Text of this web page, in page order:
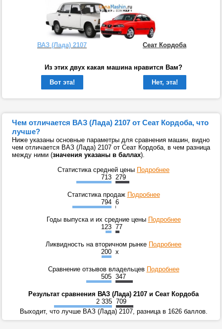
ВАЗ (Лада) 2107 Сеат Кордоба
Из этих двух какая машина нравится Вам?
Вот эта!
Нет, эта!
Чем отличается ВАЗ (Лада) 2107 от Сеат Кордоба, что
лучше?
Ниже указаны основные параметры для сравнения машин, видно
чем отличается ВАЗ (Лада) 2107 от Сеат Кордоба, в чем разница
между ними (значения указаны в баллах).
Статистика средней цены Подробнее
713 279
Статистика продаж Подробнее
794 6
Годы выпуска и их средние цены Подробнее
123 77
Ликвидность на вторичном рынке Подробнее
200 x
Сравнение отзывов владельцев Подробнее
505 347
Результат сравнения ВАЗ (Лада) 2107 и Сеат Кордоба
2 335 709
Выходит, что лучше ВАЗ (Лада) 2107, разница в 1626 баллов.